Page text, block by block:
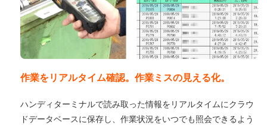
作業をリアルタイム確認。作業ミスの見える化。
ハンディターミナルで読み取った情報をリアルタイムにクラウ
ドデータベースに保存し、作業状況をいつでも照会できるよう